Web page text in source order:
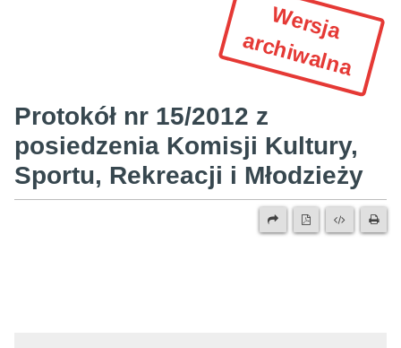
W
e
r
s
ja
a
r
c
h
iw
a
ln
a
Protokół nr 15/2012 z
posiedzenia Komisji Kultury,
Sportu, Rekreacji i Młodzieży